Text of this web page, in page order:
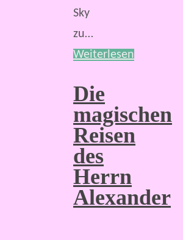
Sky
zu…
Weiterlesen
Die
magischen
Reisen
des
Herrn
Alexander